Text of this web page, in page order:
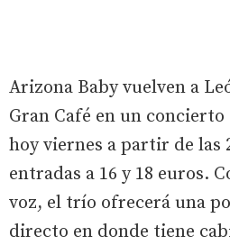
Arizona Baby vuelven a
Gran Café en un
hoy viernes a partir de las
entradas a 16 y 18 euros.
voz, el trío ofrecerá una
directo en donde tiene